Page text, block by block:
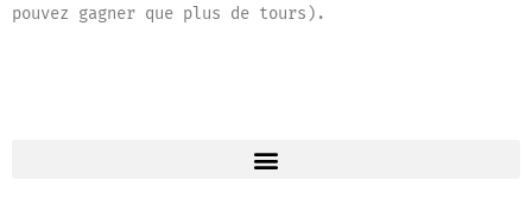
pouvez gagner que plus de tours).